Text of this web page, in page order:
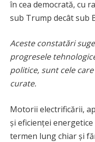
în cea democrată, cu
sub Trump decât sub
Aceste constatări
progresele
politice, sunt cele
curate.
Motorii electrificării,
și eficienței
termen lung chiar și